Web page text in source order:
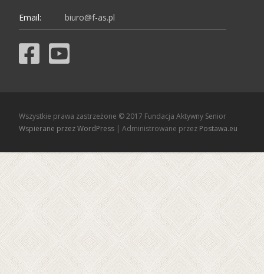
Email: biuro@f-as.pl
Wszystkie prawa zastrzeżone © 2017 Fundacja Aktywny Senior
Wspierane przez WordPress | Administrowane przez Postawa.eu